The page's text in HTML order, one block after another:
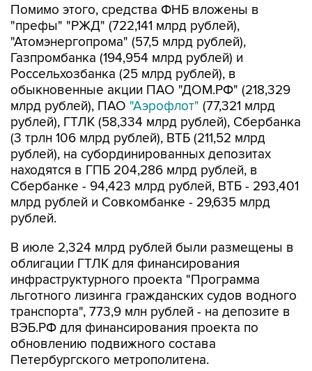
Помимо этого, средства ФНБ вложены в
"префы" "РЖД" (722,141 млрд рублей),
"Атомэнергопрома" (57,5 млрд рублей),
Газпромбанка (194,954 млрд рублей) и
Россельхозбанка (25 млрд рублей), в
обыкновенные акции ПАО "ДОМ.РФ" (218,329
млрд рублей), ПАО "Аэрофлот" (77,321 млрд
рублей), ГТЛК (58,334 млрд рублей), Сбербанка
(3 трлн 106 млрд рублей), ВТБ (211,52 млрд
рублей), на субординированных депозитах
находятся в ГПБ 204,286 млрд рублей, в
Сбербанке - 94,423 млрд рублей, ВТБ - 293,401
млрд рублей и Совкомбанке - 29,635 млрд
рублей.
В июле 2,324 млрд рублей были размещены в
облигации ГТЛК для финансирования
инфраструктурного проекта "Программа
льготного лизинга гражданских судов водного
транспорта", 773,9 млн рублей - на депозите в
ВЭБ.РФ для финансирования проекта по
обновлению подвижного состава
Петербургского метрополитена.